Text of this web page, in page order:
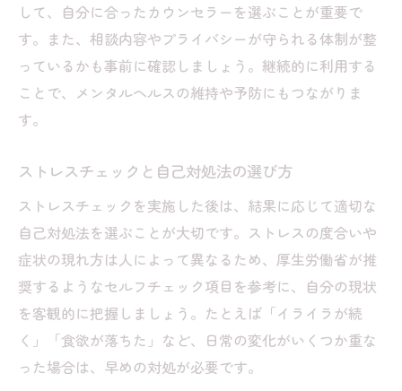
して、自分に合ったカウンセラーを選ぶことが重要で
す。また、相談内容やプライバシーが守られる体制が整
っているかも事前に確認しましょう。継続的に利用する
ことで、メンタルヘルスの維持や予防にもつながりま
す。
ストレスチェックと自己対処法の選び方
ストレスチェックを実施した後は、結果に応じて適切な
自己対処法を選ぶことが大切です。ストレスの度合いや
症状の現れ方は人によって異なるため、厚生労働省が推
奨するようなセルフチェック項目を参考に、自分の現状
を客観的に把握しましょう。たとえば「イライラが続
く」「食欲が落ちた」など、日常の変化がいくつか重な
った場合は、早めの対処が必要です。